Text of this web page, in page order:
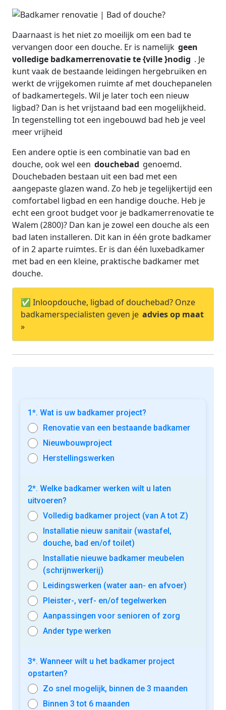
Daarnaast is het niet zo moeilijk om een bad te
vervangen door een douche. Er is namelijk geen
volledige badkamerrenovatie te {ville }nodig . Je
kunt vaak de bestaande leidingen hergebruiken en
werkt de vrijgekomen ruimte af met douchepanelen
of badkamertegels. Wil je later toch een nieuw
ligbad? Dan is het vrijstaand bad een mogelijkheid.
In tegenstelling tot een ingebouwd bad heb je veel
meer vrijheid
Een andere optie is een combinatie van bad en
douche, ook wel een douchebad genoemd.
Douchebaden bestaan uit een bad met een
aangepaste glazen wand. Zo heb je tegelijkertijd een
comfortabel ligbad en een handige douche. Heb je
echt een groot budget voor je badkamerrenovatie te
Walem (2800)? Dan kan je zowel een douche als een
bad laten installeren. Dit kan in één grote badkamer
of in 2 aparte ruimtes. Er is dan één luxebadkamer
met bad en een kleine, praktische badkamer met
douche.
✅ Inloopdouche, ligbad of douchebad? Onze
badkamerspecialisten geven je advies op maat
»
1*. Wat is uw badkamer project?
Renovatie van een bestaande badkamer
Nieuwbouwproject
Herstellingswerken
2*. Welke badkamer werken wilt u laten
uitvoeren?
Volledig badkamer project (van A tot Z)
Installatie nieuw sanitair (wastafel,
douche, bad en/of toilet)
Installatie nieuwe badkamer meubelen
(schrijnwerkerij)
Leidingswerken (water aan- en afvoer)
Pleister-, verf- en/of tegelwerken
Aanpassingen voor senioren of zorg
Ander type werken
3*. Wanneer wilt u het badkamer project
opstarten?
Zo snel mogelijk, binnen de 3 maanden
Binnen 3 tot 6 maanden